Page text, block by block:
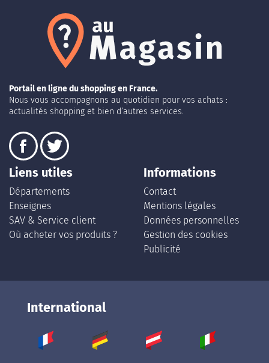
Portail en ligne du shopping en France.
Nous vous accompagnons au quotidien pour vos achats :
actualités shopping et bien d’autres services.
Liens utiles
Départements
Enseignes
SAV & Service client
Où acheter vos produits ?
Informations
Contact
Mentions légales
Données personnelles
Gestion des cookies
Publicité
International